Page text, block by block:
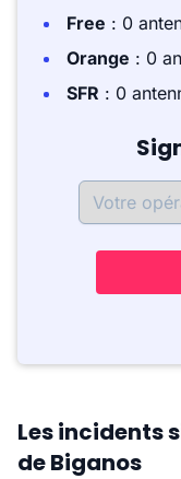
Free : 0
Orange : 0
SFR : 0
Les incidents
de Biganos